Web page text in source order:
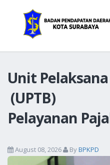
Unit
(UPTB)
Pelayanan
August 08, 2026 ByBPKPD